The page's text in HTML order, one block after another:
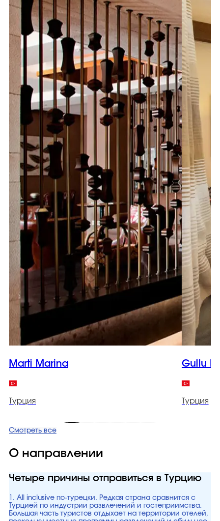
Marti Marina
Турция
Gullu
Турция
Смотреть все
О направлении
Четыре причины отправиться в Турцию
1. All inclusive по-турецки. Редкая страна сравнится с
Турцией по индустрии развлечений и гостеприимства.
Большая часть туристов отдыхает на территории отелей,